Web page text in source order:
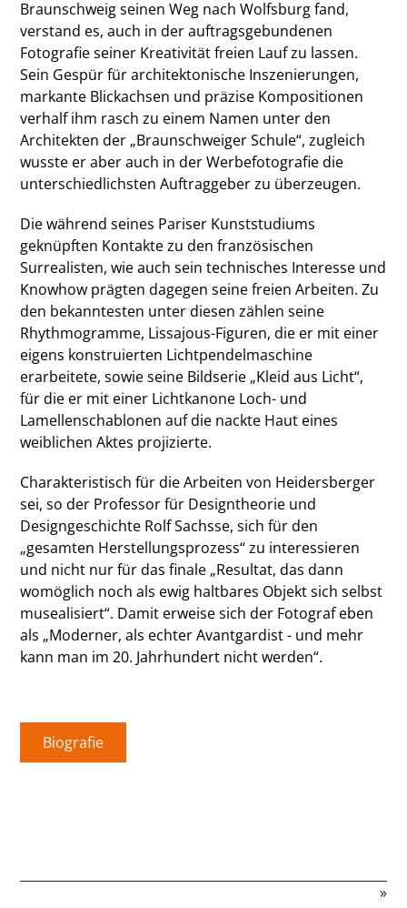
Braunschweig seinen Weg nach Wolfsburg fand,
verstand es, auch in der auftragsgebundenen
Fotografie seiner Kreativität freien Lauf zu lassen.
Sein Gespür für architektonische Inszenierungen,
markante Blickachsen und präzise Kompositionen
verhalf ihm rasch zu einem Namen unter den
Architekten der „Braunschweiger Schule“, zugleich
wusste er aber auch in der Werbefotografie die
unterschiedlichsten Auftraggeber zu überzeugen.
Die während seines Pariser Kunststudiums
geknüpften Kontakte zu den französischen
Surrealisten, wie auch sein technisches Interesse und
Knowhow prägten dagegen seine freien Arbeiten. Zu
den bekanntesten unter diesen zählen seine
Rhythmogramme, Lissajous-Figuren, die er mit einer
eigens konstruierten Lichtpendelmaschine
erarbeitete, sowie seine Bildserie „Kleid aus Licht“,
für die er mit einer Lichtkanone Loch- und
Lamellenschablonen auf die nackte Haut eines
weiblichen Aktes projizierte.
Charakteristisch für die Arbeiten von Heidersberger
sei, so der Professor für Designtheorie und
Designgeschichte Rolf Sachsse, sich für den
„gesamten Herstellungsprozess“ zu interessieren
und nicht nur für das finale „Resultat, das dann
womöglich noch als ewig haltbares Objekt sich selbst
musealisiert“. Damit erweise sich der Fotograf eben
als „Moderner, als echter Avantgardist - und mehr
kann man im 20. Jahrhundert nicht werden“.
Biografie
»